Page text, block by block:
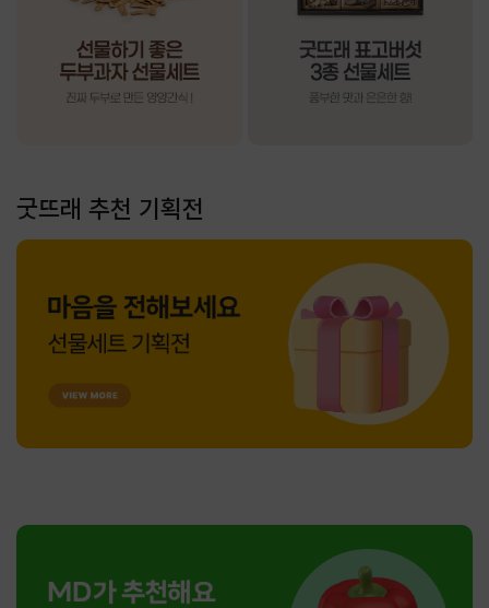
굿뜨래 추천 기획전